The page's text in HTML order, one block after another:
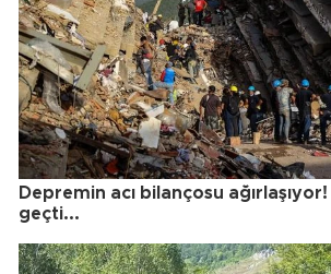
Depremin acı bilançosu
geçti...